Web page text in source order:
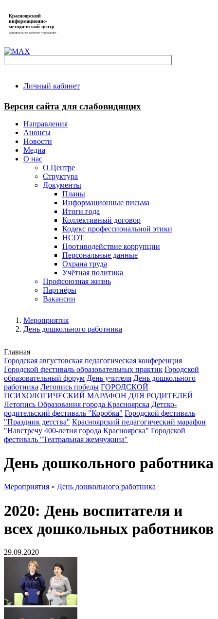
Красноярский
информационно-
методический центр
муниципальное казённое учреждение
Личный кабинет
Версия сайта для слабовидящих
Направления
Анонсы
Новости
Медиа
О нас
О Центре
Структура
Документы
Планы
Информационные письма
Итоги года
Коллективный договор
Кодекс профессиональной этики
НСОТ
Противодействие коррупции
Персональные данные
Охрана труда
Учётная политика
Профсоюзная жизнь
Партнёры
Вакансии
Мероприятия
День дошкольного работника
Главная
Городская августовская педагогическая конференция
Городской фестиваль образовательных практик Городской
образовательный форум День учителя День дошкольного
работника Летопись победы ГОРОДСКОЙ
ПСИХОЛОГИЧЕСКИЙ МАРАФОН ДЛЯ РОДИТЕЛЕЙ
Летопись Образования города Красноярска Детско-
родительский фестиваль "Коробка" Городской фестиваль
"Праздник детства" Красноярский педагогический марафон
"Навстречу 400-летия города Красноярска" Городской
фестиваль "Театральная жемчужина"
День дошкольного работника
Мероприятия » День дошкольного работника
2020: День воспитателя и
всех дошкольных работников
29.09.2020